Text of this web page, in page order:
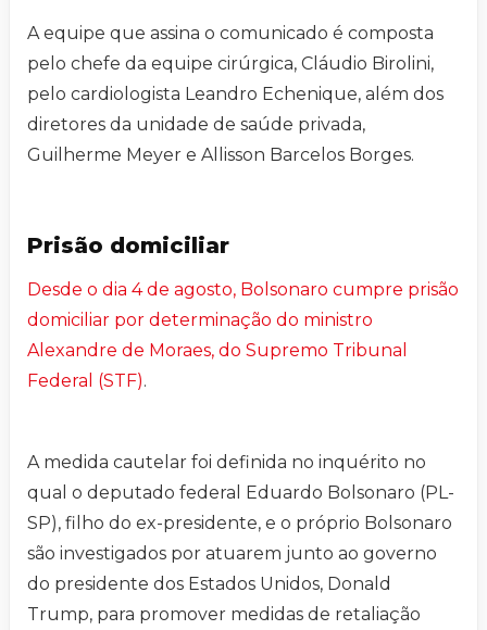
A equipe que assina o comunicado é composta
pelo chefe da equipe cirúrgica, Cláudio Birolini,
pelo cardiologista Leandro Echenique, além dos
diretores da unidade de saúde privada,
Guilherme Meyer e Allisson Barcelos Borges.
Prisão domiciliar
Desde o dia 4 de agosto, Bolsonaro cumpre prisão
domiciliar por determinação do ministro
Alexandre de Moraes, do Supremo Tribunal
Federal (STF).
A medida cautelar foi definida no inquérito no
qual o deputado federal Eduardo Bolsonaro (PL-
SP), filho do ex-presidente, e o próprio Bolsonaro
são investigados por atuarem junto ao governo
do presidente dos Estados Unidos, Donald
Trump, para promover medidas de retaliação